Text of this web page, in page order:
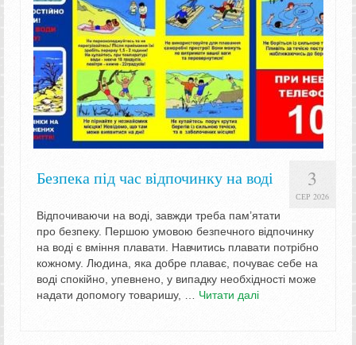
3
СЕР 2026
Безпека під час відпочинку на воді
Відпочиваючи на воді, завжди треба пам’ятати
про безпеку. Першою умовою безпечного відпочинку
на воді є вміння плавати. Навчитись плавати потрібно
кожному. Людина, яка добре плаває, почуває себе на
воді спокійно, упевнено, у випадку необхідності може
надати допомогу товаришу, … Читати далі